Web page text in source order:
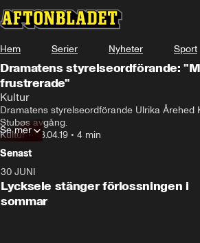
Hem Serier Nyheter Sport
Dramatens styrelseordförande:
frustrerade"
Kultur
Dramatens styrelseordförande Ulrika Årehed
Stubøs avgång.
Kultur• 08.04.19 • 4 min
Se mer
Senast
30 JUNI
Lycksele stänger förlossningen i
sommar